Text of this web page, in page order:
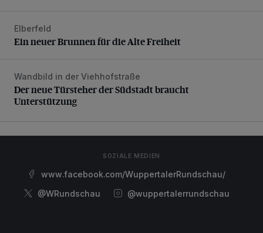
Ein neuer Brunnen für die Alte Freiheit
Elberfeld
Ein neuer Brunnen für die Alte Freiheit
Der neue Türsteher der Südstadt braucht Unterstützung
Wandbild in der Viehhofstraße
Der neue Türsteher der Südstadt braucht
Unterstützung
SOZIALE MEDIEN
www.facebook.com/WuppertalerRundschau/
@WRundschau
@wuppertalerrundschau